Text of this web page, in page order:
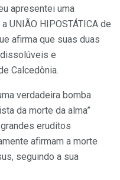
apresentei uma
UNIÃO HIPOSTÁTICA de
afirma que suas duas
e
Calcedônia.
verdadeira bomba
da morte da alma”
eruditos
afirmam a morte
seguindo a sua